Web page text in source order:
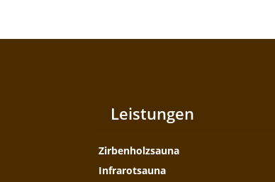
Leistungen
Zirbenholzsauna
Infrarotsauna